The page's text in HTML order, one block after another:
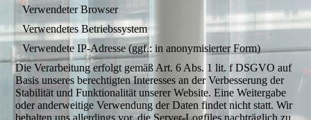
Verwendeter Browser
Verwendetes Betriebssystem
Verwendete IP-Adresse (ggf.: in anonymisierter Form)
Die Verarbeitung erfolgt gemäß Art. 6 Abs. 1 lit. f DSGVO auf
Basis unseres berechtigten Interesses an der Verbesserung der
Stabilität und Funktionalität unserer Website. Eine Weitergabe
oder anderweitige Verwendung der Daten findet nicht statt. Wir
behalten uns allerdings vor, die Server-Logfiles nachträglich zu